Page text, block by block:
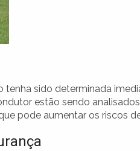
tenha sido determinada
estão sendo
pode aumentar os riscos